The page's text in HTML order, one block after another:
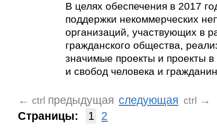
В целях обеспечения в 2017
поддержки некоммерческих
организаций, участвующих в
гражданского общества,
значимые проекты и проекты
и свобод человека и
← ctrl предыдущая следующая ctrl
→
Страницы:
1 2